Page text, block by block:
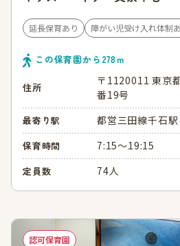
延長保育あり 障がい児受け入れ体制
この保育園から 278ｍ
住所
〒1120011 東京
番19号
最寄り駅 都営三田線千石
保育時間 7:15～19:15
定員数 74人
認可保育園